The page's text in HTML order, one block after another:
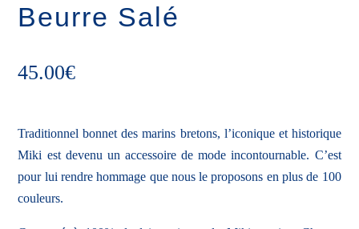
Beurre Salé
45.00€
Traditionnel bonnet des marins bretons, l’iconique et historique
Miki est devenu un accessoire de mode incontournable. C’est
pour lui rendre hommage que nous le proposons en plus de 100
couleurs.